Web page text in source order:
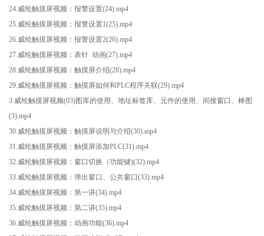
24.威纶触摸屏视频：报警设置(24).mp4
25.威纶触摸屏视频：报警设置1(25).mp4
26.威纶触摸屏视频：报警设置2(26).mp4
27.威纶触摸屏视频：表针 动画(27).mp4
28.威纶触摸屏视频：触摸屏介绍(28).mp4
29.威纶触摸屏视频：触摸屏如何和PLC程序关联(29).mp4
3.威纶触摸屏视频(03)图库的使用、地址标签库、元件的使用、间接窗口、棒图
(3).mp4
30.威纶触摸屏视频：触摸屏说明与介绍(30).mp4
31.威纶触摸屏视频：触摸屏添加PLC(31).mp4
32.威纶触摸屏视频：窗口切换（功能键)(32).mp4
33.威纶触摸屏视频：弹出窗口、公共窗口(33).mp4
34.威纶触摸屏视频：第一讲(34).mp4
35.威纶触摸屏视频：第二讲(35).mp4
36.威纶触摸屏视频：动画功能(36).mp4